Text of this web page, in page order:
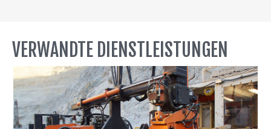
VERWANDTE DIENSTLEISTUNGEN